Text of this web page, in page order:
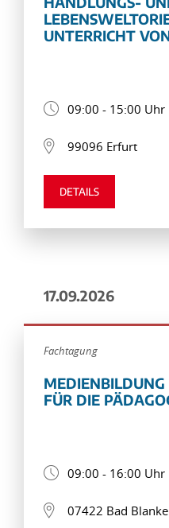
UNTERRICHT
09:00 - 15:00 Uhr
99096 Erfurt
DETAILS
17.09.2026
Fachtagung
FÜR DIE
09:00 - 16:00 Uhr
07422 Bad